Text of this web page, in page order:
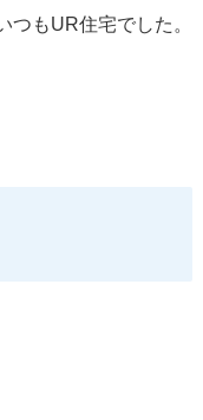
もUR住宅でした。